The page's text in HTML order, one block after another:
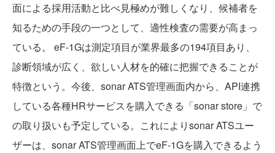
面による採用活動と比べ見極めが難しくなり、候補者を
知るための手段の一つとして、適性検査の需要が高まっ
ている。 eF-1Gは測定項目が業界最多の194項目あり、
診断領域が広く、欲しい人材を的確に把握できることが
特徴という。今後、sonar ATS管理画面内から、API連携
している各種HRサービスを購入できる「sonar store」で
の取り扱いも予定している。これによりsonar ATSユー
ザーは、sonar ATS管理画面上でeF-1Gを購入できるよう